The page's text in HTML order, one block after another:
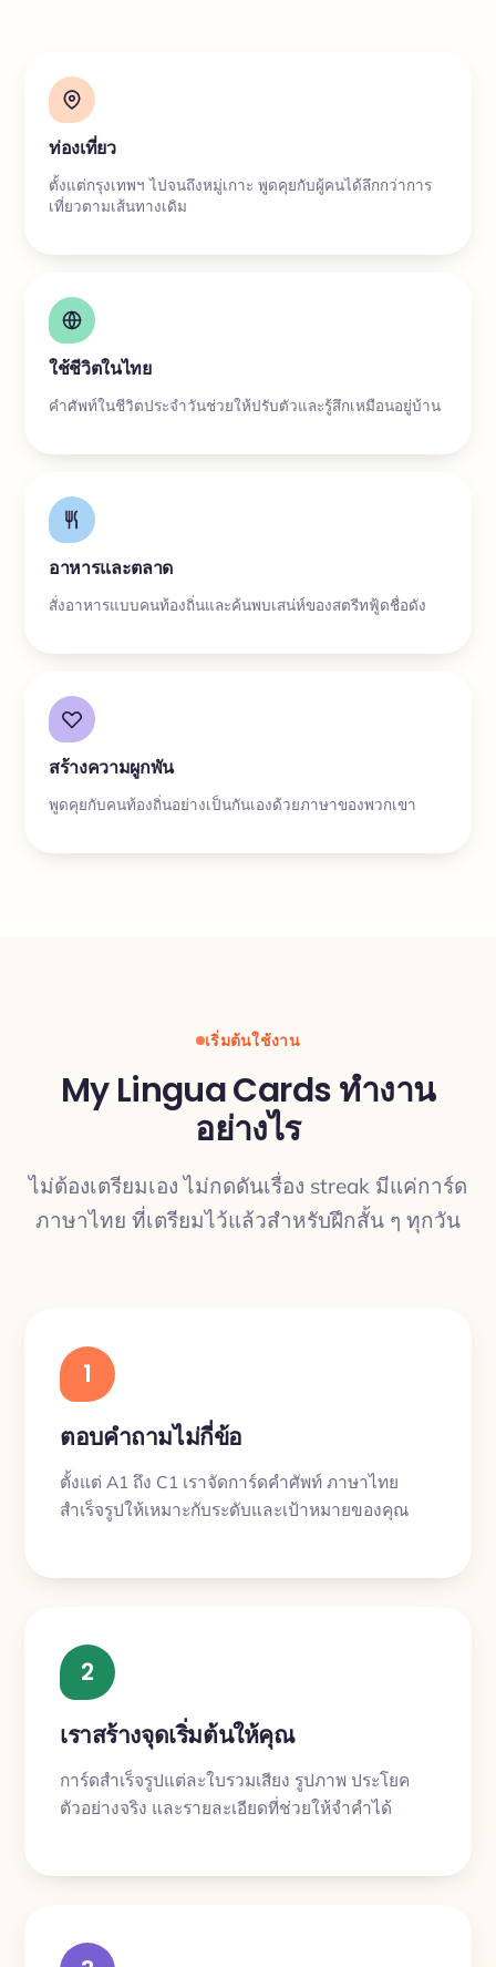
ท่องเที่ยว
ตั้งแต่กรุงเทพฯ ไปจนถึงหมู่เกาะ พูดคุยกับผู้คนได้ลึกกว่าการ
เที่ยวตามเส้นทางเดิม
ใช้ชีวิตในไทย
คำศัพท์ในชีวิตประจำวันช่วยให้ปรับตัวและรู้สึกเหมือนอยู่บ้าน
อาหารและตลาด
สั่งอาหารแบบคนท้องถิ่นและค้นพบเสน่ห์ของสตรีทฟู้ดชื่อดัง
สร้างความผูกพัน
พูดคุยกับคนท้องถิ่นอย่างเป็นกันเองด้วยภาษาของพวกเขา
เริ่มต้นใช้งาน
My Lingua Cards ทำงาน
อย่างไร
ไม่ต้องเตรียมเอง ไม่กดดันเรื่อง streak มีแค่การ์ด
ภาษาไทย ที่เตรียมไว้แล้วสำหรับฝึกสั้น ๆ ทุกวัน
1
ตอบคำถามไม่กี่ข้อ
ตั้งแต่ A1 ถึง C1 เราจัดการ์ดคำศัพท์ ภาษาไทย
สำเร็จรูปให้เหมาะกับระดับและเป้าหมายของคุณ
2
เราสร้างจุดเริ่มต้นให้คุณ
การ์ดสำเร็จรูปแต่ละใบรวมเสียง รูปภาพ ประโยค
ตัวอย่างจริง และรายละเอียดที่ช่วยให้จำคำได้